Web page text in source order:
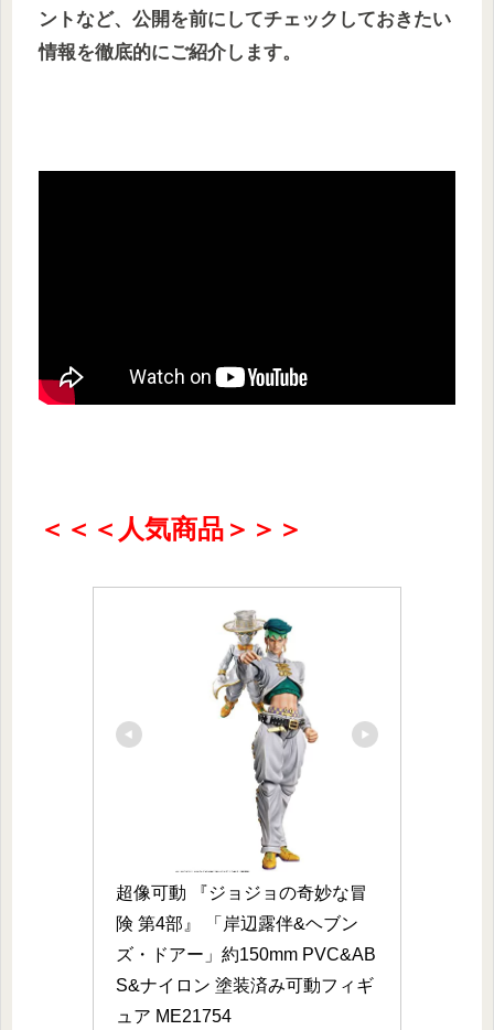
ントなど、公開を前にしてチェックしておきたい
情報を徹底的にご紹介します。
＜ ＜＜人気商品＞＞＞
超像可動 『ジョジョの奇妙な冒
険 第4部』 「岸辺露伴&ヘブン
ズ・ドアー」約150mm PVC&AB
S&ナイロン 塗装済み可動フィギ
ュア ME21754